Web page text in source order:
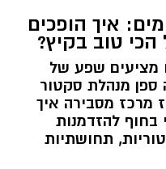
איך הופכים
טוב בקיץ?
מציעים שפע של
ספן מנהלת סקטור
מרכז מסבירה איך
בחוף להזדמנות
תחושתיות